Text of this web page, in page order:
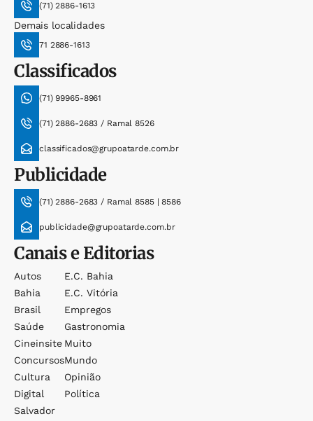
(71) 2886-1613
Demais localidades
71 2886-1613
Classificados
(71) 99965-8961
(71) 2886-2683 / Ramal 8526
classificados@grupoatarde.com.br
Publicidade
(71) 2886-2683 / Ramal 8585 | 8586
publicidade@grupoatarde.com.br
Canais e Editorias
Autos
Bahia
Brasil
Saúde
Cineinsite
Concursos
Cultura
Digital
Salvador
E.c. Bahia
E.c. Vitória
Empregos
Gastronomia
Muito
Mundo
Opinião
Política